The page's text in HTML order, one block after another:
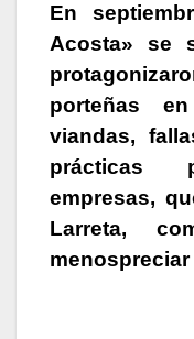
En
Acosta» se
porteñas
viandas,
prácticas
empresas,
Larreta,